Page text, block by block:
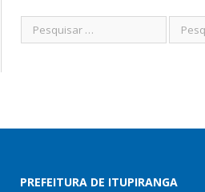
PREFEITURA DE ITUPIRANGA